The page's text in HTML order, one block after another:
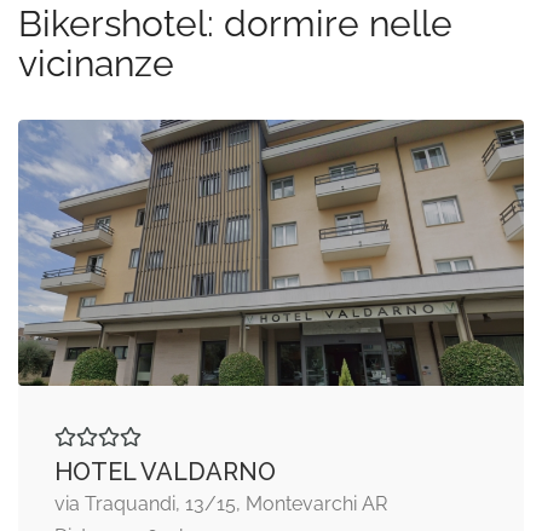
Bikershotel: dormire nelle
vicinanze
HOTEL VALDARNO
via Traquandi, 13/15, Montevarchi AR